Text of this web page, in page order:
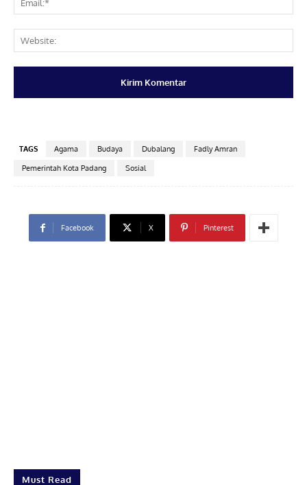
TAGS Agama Budaya Dubalang
Fadly Amran
Pemerintah Kota Padang
Sosial
Facebook X Pinterest
Must Read